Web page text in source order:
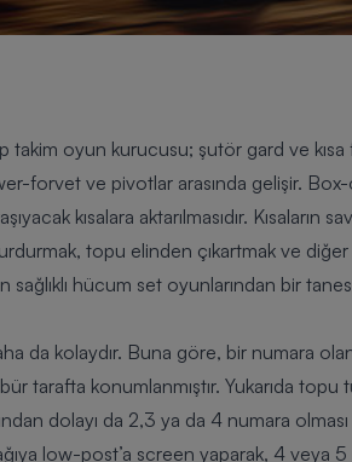
takim oyun kurucusu; şutör gard ve
forvet ve pivotlar arasında gelişir.
kısalara aktarılmasıdır. Kısaların
topu elinden çıkartmak ve
sağlıklı hücum set oyunlarından bir
da kolaydır. Buna göre, bir numara
tarafta konumlanmıştır. Yukarıda
dolayı da 2,3 ya da 4 numara
low-post’a screen yaparak, 4 veya 5